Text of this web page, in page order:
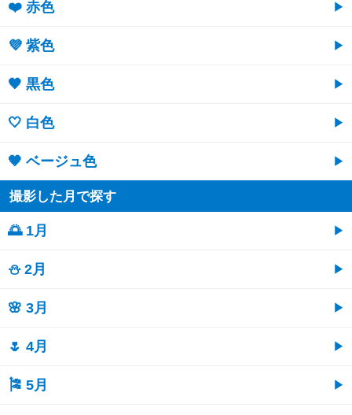
❤️ 赤色
💜 紫色
🖤 黒色
🤍 白色
🤎 ベージュ色
撮影した月で探す
🌅 1月
⛄ 2月
🌸 3月
🌷 4月
🎏 5月